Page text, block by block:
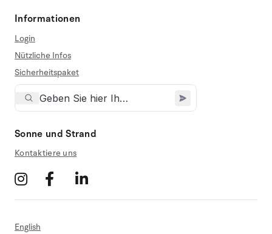
Informationen
Login
Nützliche Infos
Sicherheitspaket
Sonne und Strand
Kontaktiere uns
English